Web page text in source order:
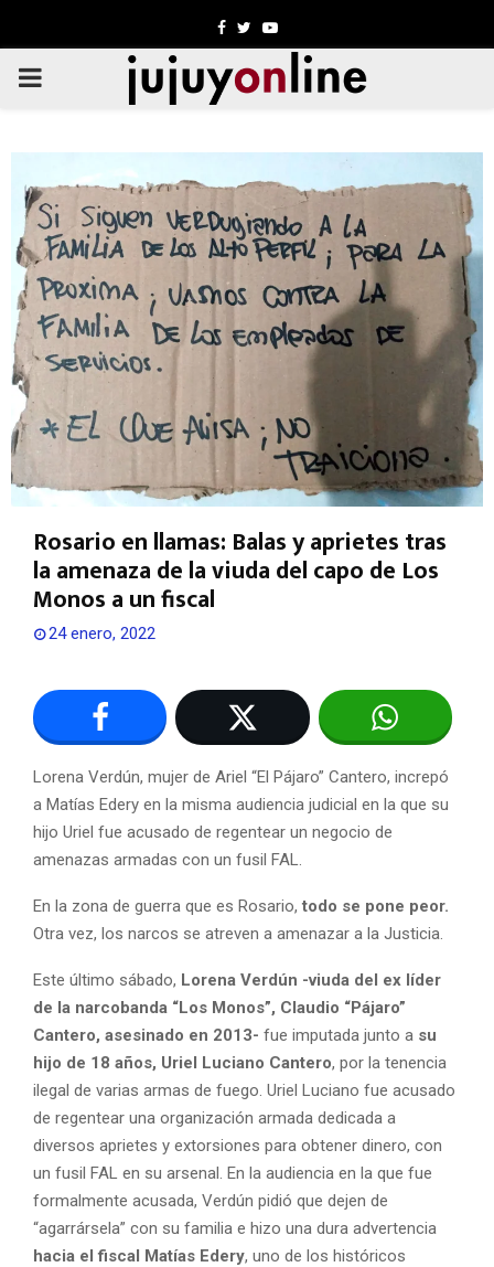
Facebook
TwitterYoutube
PRIMARY
Rosario en llamas: Balas y aprietes tras
la amenaza de la viuda del capo de Los
Monos a un fiscal
24 enero, 2022
Lorena Verdún, mujer de Ariel “El Pájaro” Cantero, increpó
a Matías Edery en la misma audiencia judicial en la que su
hijo Uriel fue acusado de regentear un negocio de
amenazas armadas con un fusil FAL.
En la zona de guerra que es Rosario, todo se pone peor.
Otra vez, los narcos se atreven a amenazar a la Justicia.
Este último sábado, Lorena Verdún -viuda del ex líder
de la narcobanda “Los Monos”, Claudio “Pájaro”
Cantero, asesinado en 2013- fue imputada junto a su
hijo de 18 años, Uriel Luciano Cantero, por la tenencia
ilegal de varias armas de fuego. Uriel Luciano fue acusado
de regentear una organización armada dedicada a
diversos aprietes y extorsiones para obtener dinero, con
un fusil FAL en su arsenal. En la audiencia en la que fue
formalmente acusada, Verdún pidió que dejen de
“agarrársela” con su familia e hizo una dura advertencia
hacia el fiscal Matías Edery, uno de los históricos